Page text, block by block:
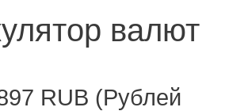
валют
RUB (Рублей